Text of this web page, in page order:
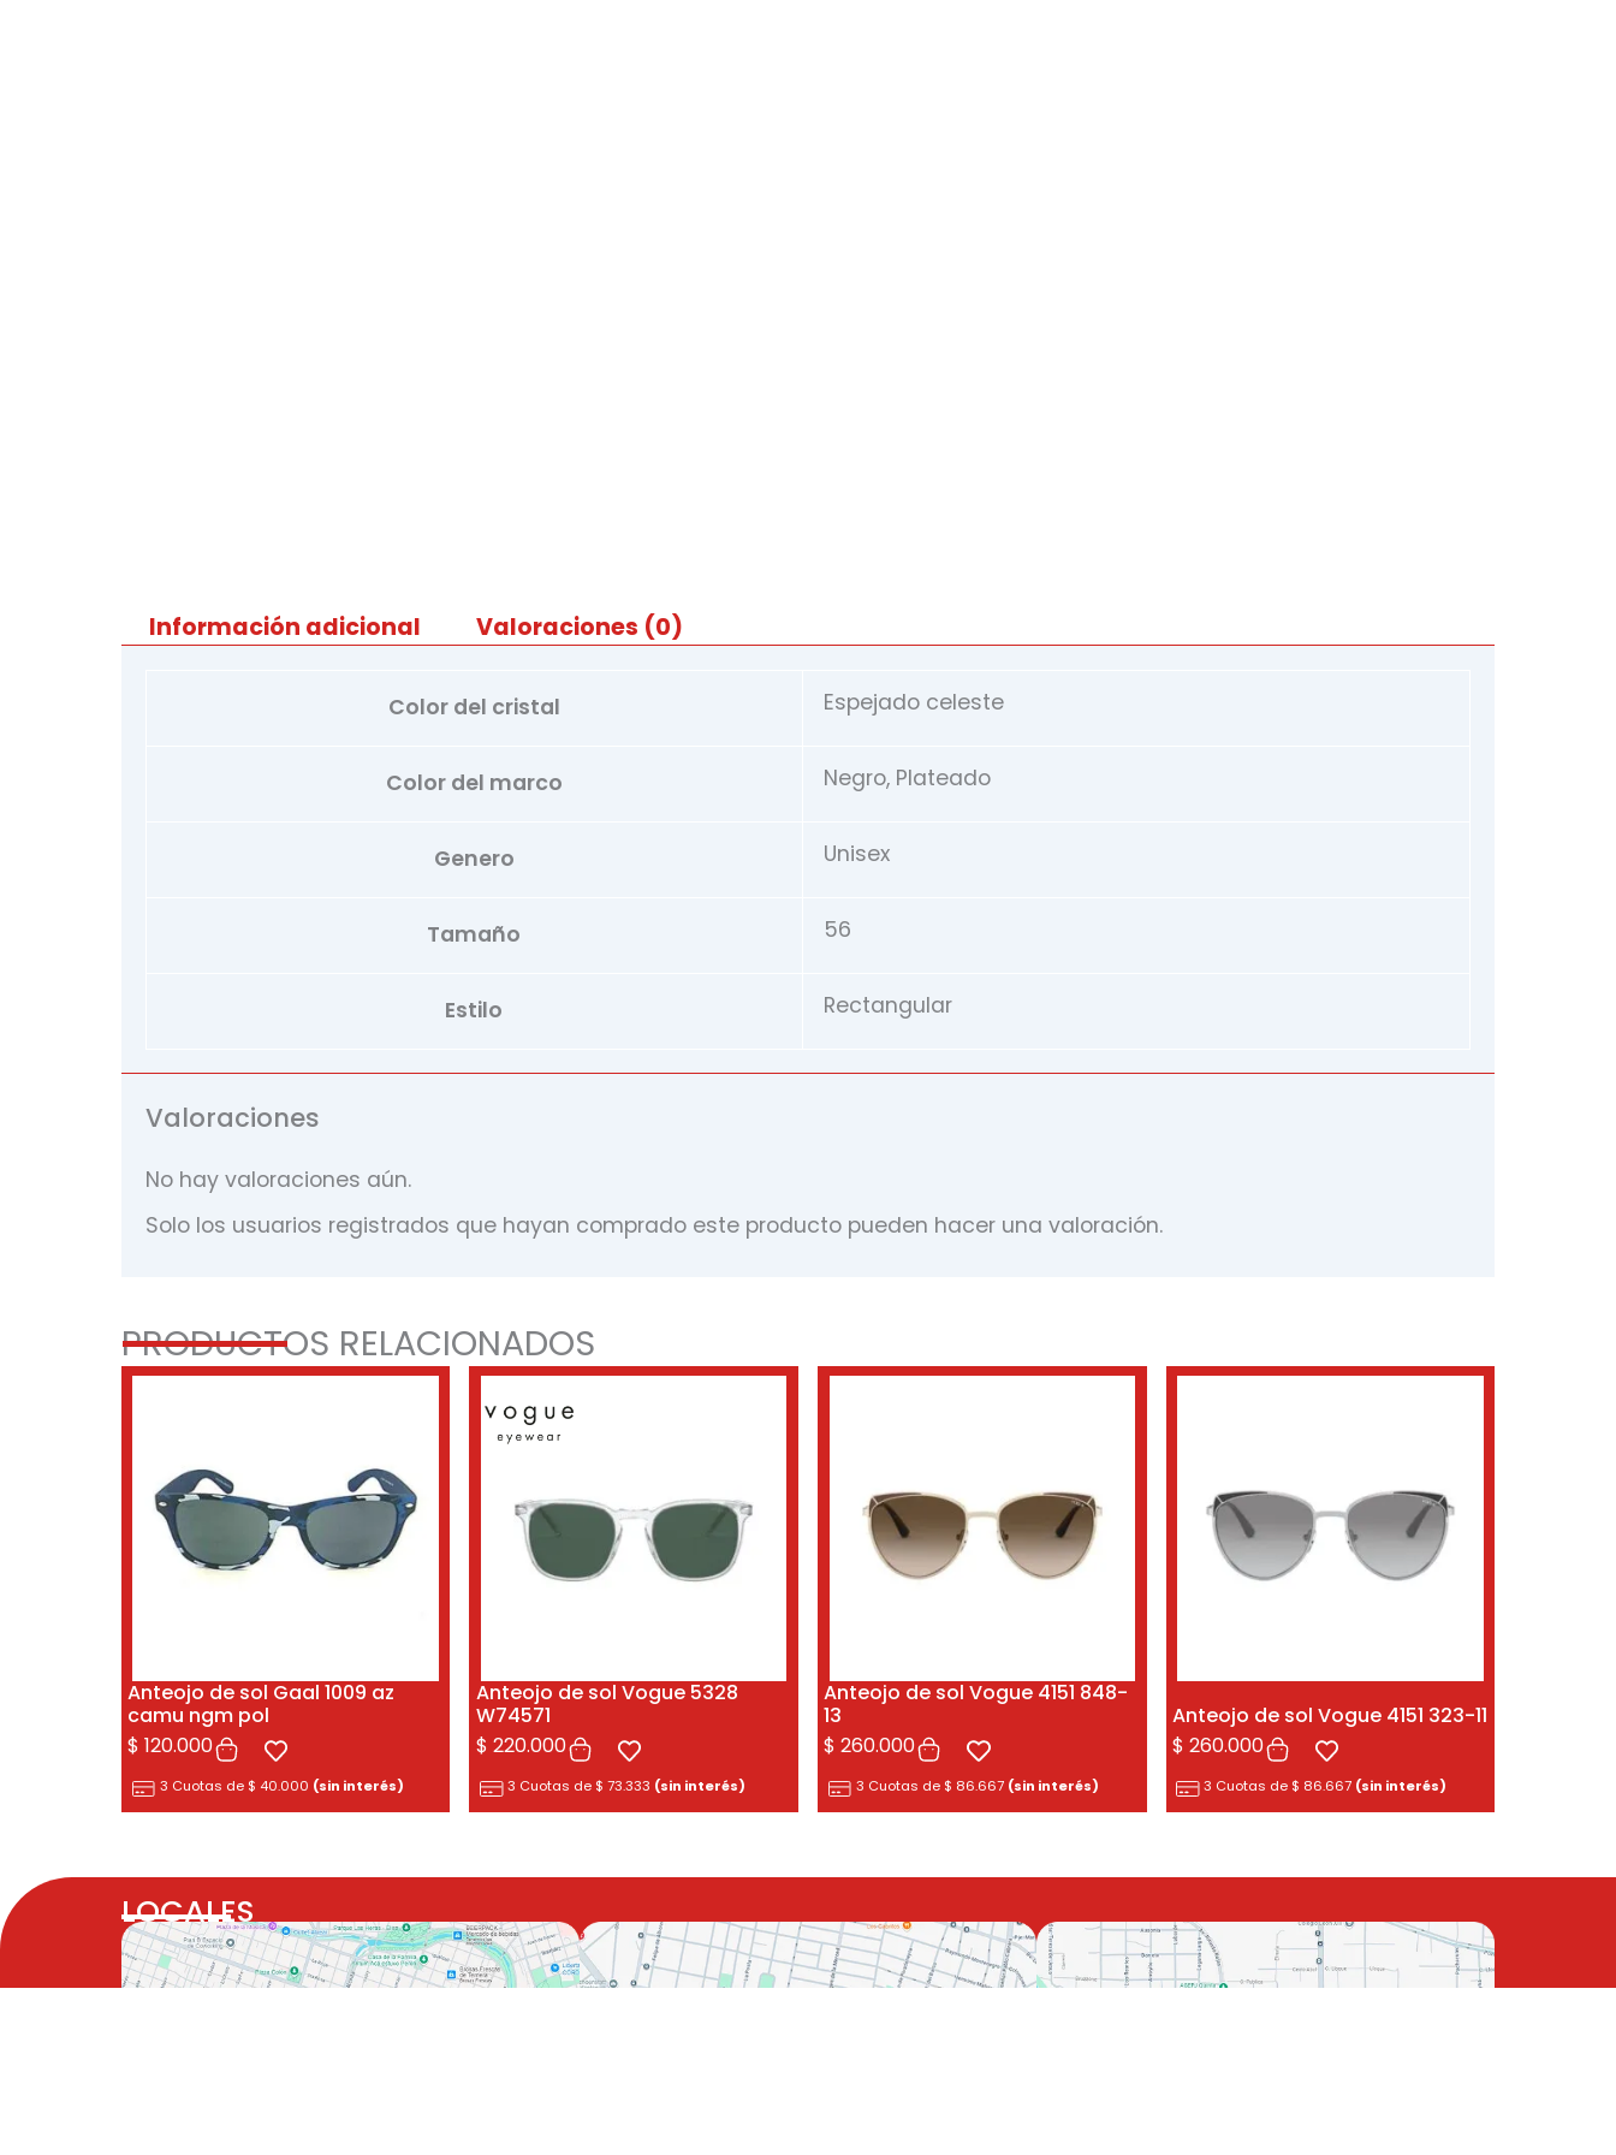
Información adicional Valoraciones (0)
Color del cristal Espejado celeste
Color del marco Negro, Plateado
Genero Unisex
Tamaño 56
Estilo Rectangular
Valoraciones
No hay valoraciones aún.
Solo los usuarios registrados que hayan comprado este producto pueden hacer una valoración.
PRODUCTOS RELACIONADOS
Anteojo de sol Gaal 1009 az
camu ngm pol
$ 120.000
3 Cuotas de $ 40.000 (sin interés)
Anteojo de sol Vogue 5328
W74571
$ 220.000
3 Cuotas de $ 73.333 (sin interés)
Anteojo de sol Vogue 4151 848-
13
$ 260.000
3 Cuotas de $ 86.667 (sin interés)
Anteojo de sol Vogue 4151 323-11
$ 260.000
3 Cuotas de $ 86.667 (sin interés)
LOCALES